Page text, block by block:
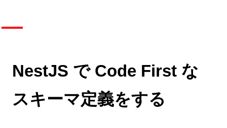
NestJS で Code First な
スキーマ定義をする